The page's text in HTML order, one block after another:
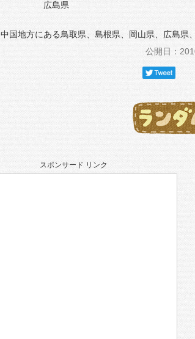
広島県
中国地方にある鳥取県、島根県、岡山県、広島県
公開日：
スポンサード リンク